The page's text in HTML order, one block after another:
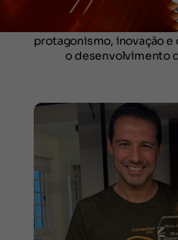
A Rossi & Zorzanello
abril, 38 anos de
protagonismo, inovação
o desenvolvimento